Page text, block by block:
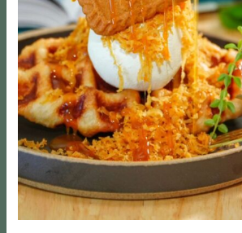
魚
沼
市
六
日
2908
BleightHeights
1FOPEN
：
り
ま
せ
ん
か？
あ
な
た
本
来
の
に
特
別
な
フ
レ
ー
バ
笑
顔
も
広
が
っ
て
い
く
は
れ
に
お
詳
し
い
方
お
力
を
ニ
ュ
ー
バ
タ
ー
を
何